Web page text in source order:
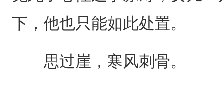
下，他也只能如此处置。
思过崖，寒风刺骨。